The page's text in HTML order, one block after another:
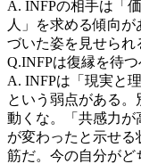
A. INFPの相手は「
人」を求める傾向
づいた姿を見せられ
Q.INFPは復縁を待
A. INFPは「現実と
という弱点がある
動くな。「共感力が
が変わったと示せる
筋だ。今の自分がど